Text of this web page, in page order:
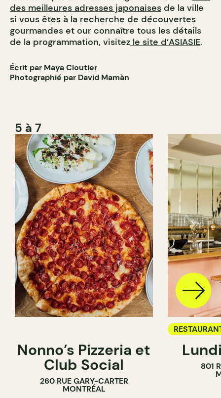
des meilleures adresses japonaises de la ville
si vous êtes à la recherche de découvertes
gourmandes et our connaître tous les détails
de la programmation, visitez le site d’ASIASIE.
Écrit par Maya Cloutier
Photographié par David Mamàn
5 à 7
Nonno’s Pizzeria et
Club Social
260 RUE GARY-CARTER
MONTRÉAL
BAR À VIN
801